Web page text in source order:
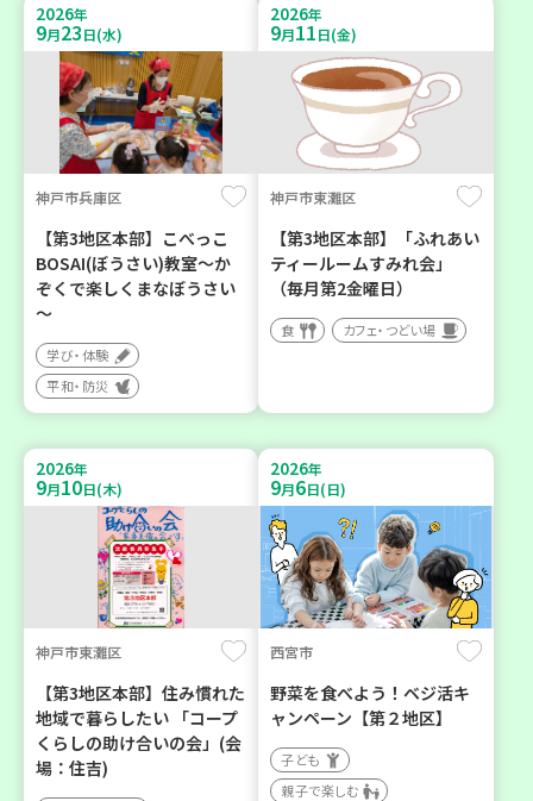
2026年
9月23日(水)
神戸市兵庫区
【第3地区本部】こべっこ
BOSAI(ぼうさい)教室～か
ぞくで楽しくまなぼうさい
～
学び・体験
平和・防災
2026年
9月11日(金)
神戸市東灘区
【第3地区本部】「ふれあい
ティールームすみれ会」
（毎月第2金曜日）
食 カフェ・つどい場
2026年
9月10日(木)
神戸市東灘区
【第3地区本部】住み慣れた
地域で暮らしたい 「コープ
くらしの助け合いの会」(会
場：住吉)
2026年
9月6日(日)
西宮市
野菜を食べよう！ベジ活キ
ャンペーン【第２地区】
子ども
親子で楽しむ